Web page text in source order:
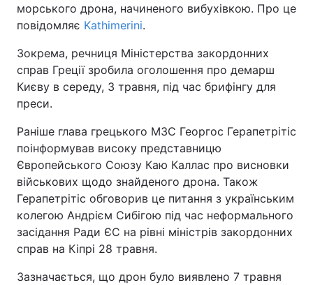
морського дрона, начиненого вибухівкою. Про це
повідомляє Kathimerini.
Зокрема, речниця Міністерства закордонних
справ Греції зробила оголошення про демарш
Києву в середу, 3 травня, під час брифінгу для
преси.
Раніше глава грецького МЗС Георгос Герапетрітіс
поінформував високу представницю
Європейського Союзу Каю Каллас про висновки
військових щодо знайденого дрона. Також
Герапетрітіс обговорив це питання з українським
колегою Андрієм Сибігою під час неформального
засідання Ради ЄС на рівні міністрів закордонних
справ на Кіпрі 28 травня.
Зазначається, що дрон було виявлено 7 травня